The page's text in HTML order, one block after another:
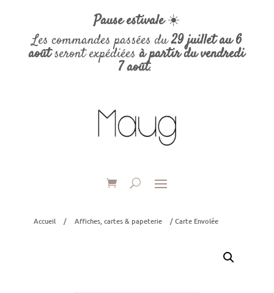
Pause estivale☀️
Les commandes passées du29 juillet au 6
aoûtseront expédiéesà partir du vendredi
7 août.
Accueil / Affiches, cartes & papeterie / Carte Envolée